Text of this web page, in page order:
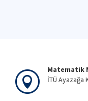
Matematik
İTÜ Ayazağa